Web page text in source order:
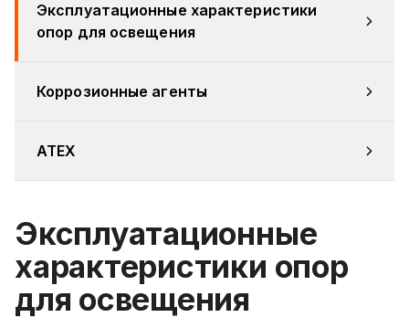
Эксплуатационные характеристики
опор для освещения
Коррозионные агенты
ATEX
Эксплуатационные
характеристики опор
для освещения